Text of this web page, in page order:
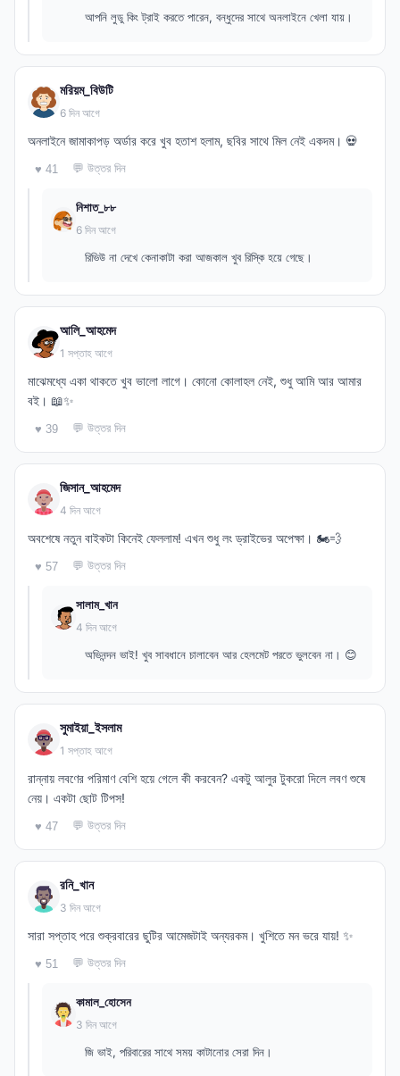
আপনি লুডু কিং ট্রাই করতে পারেন, বন্ধুদের সাথে অনলাইনে খেলা যায়।
মরিয়ম_বিউটি
6 দিন আগে
অনলাইনে জামাকাপড় অর্ডার করে খুব হতাশ হলাম, ছবির সাথে মিল নেই একদম। 💀
♥ 41 💬 উত্তর দিন
নিশাত_৮৮
6 দিন আগে
রিভিউ না দেখে কেনাকাটা করা আজকাল খুব রিস্কি হয়ে গেছে।
আলি_আহমেদ
1 সপ্তাহ আগে
মাঝেমধ্যে একা থাকতে খুব ভালো লাগে। কোনো কোলাহল নেই, শুধু আমি আর আমার
বই। 📖✨
♥ 39 💬 উত্তর দিন
জিসান_আহমেদ
4 দিন আগে
অবশেষে নতুন বাইকটা কিনেই ফেললাম! এখন শুধু লং ড্রাইভের অপেক্ষা। 🏍️💨
♥ 57 💬 উত্তর দিন
সালাম_খান
4 দিন আগে
অভিনন্দন ভাই! খুব সাবধানে চালাবেন আর হেলমেট পরতে ভুলবেন না। 😊
সুমাইয়া_ইসলাম
1 সপ্তাহ আগে
রান্নায় লবণের পরিমাণ বেশি হয়ে গেলে কী করবেন? একটু আলুর টুকরো দিলে লবণ শুষে
নেয়। একটা ছোট টিপস!
♥ 47 💬 উত্তর দিন
রনি_খান
3 দিন আগে
সারা সপ্তাহ পরে শুক্রবারের ছুটির আমেজটাই অন্যরকম। খুশিতে মন ভরে যায়! ✨
♥ 51 💬 উত্তর দিন
কামাল_হোসেন
3 দিন আগে
জি ভাই, পরিবারের সাথে সময় কাটানোর সেরা দিন।